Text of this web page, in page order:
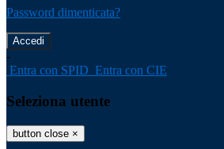
Password dimenticata?
-
Entra con SPID Entra con CIE
Seleziona utente
button close ×